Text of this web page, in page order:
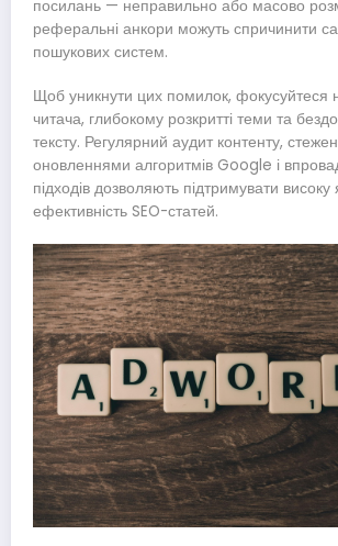
посилань — неправильно або масово
реферальні анкори можуть спричинити
пошукових систем.
Щоб уникнути цих помилок, фокусуйтеся
читача, глибокому розкритті теми та
тексту. Регулярний аудит контенту,
оновленнями алгоритмів Google і
підходів дозволяють підтримувати високу
ефективність SEO-статей.